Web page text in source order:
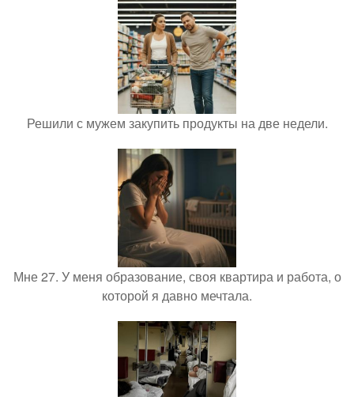
Решили с мужем закупить продукты на две недели.
Мне 27. У меня образование, своя квартира и работа, о
которой я давно мечтала.